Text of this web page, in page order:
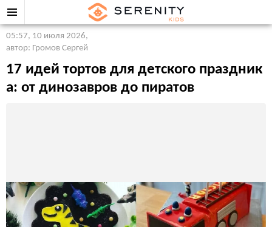
05:57, 10 июля 2026,
автор: Громов Сергей
17 идей тортов для детского праздник
а: от динозавров до пиратов